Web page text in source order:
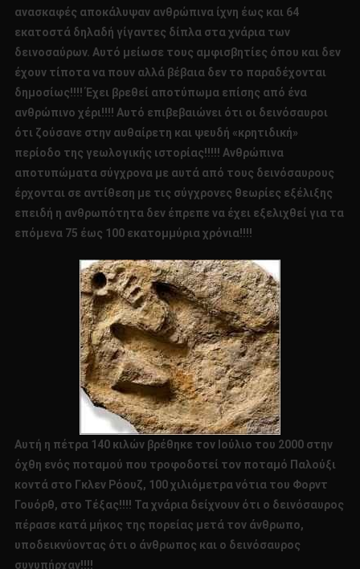
ανασκαφές αποκάλυψαν ανθρώπινα ίχνη έως και 64
εκατοστά δηλαδή γίγαντες δίπλα στα χνάρια των
δεινοσαύρων. Αυτό μείωσε τους αμφισβητίες όπου και δεν
έχουν τίποτα να πουν αλλά βέβαια δεν το παραδέχονται
δημοσίως!!!! Έχει βρεθεί αποτύπωμα επίσης από ένα
ανθρώπινο χέρι!!!! Αυτό επιβεβαιώνει ότι οι δεινόσαυροι
ότι ζούσανε στην αυθαίρετη και ψευδή «κρητιδική»
περίοδο της γεωλογικής ιστορίας!!!!! Ανθρώπινα
αποτυπώματα σύγχρονα με αυτά από τους δεινόσαυρους
έρχονται σε αντίθεση με τις σύγχρονες θεωρίες εξέλιξης
επειδή η ανθρωπότητα δεν έπρεπε να έχει εξελιχθεί για τα
επόμενα 75 έως 100 εκατομμύρια χρόνια!!!!
Αυτή η πέτρα 140 κιλών βρέθηκε τον Ιούλιο του 2000 στην
όχθη ενός ποταμού που τροφοδοτεί τον ποταμό Παλούξι
κοντά στο Γκλεν Ρόουζ, 100 χιλιόμετρα νότια του Φορντ
Γουόρθ, στο Τέξας!!!! Τα χνάρια δείχνουν ότι ο δεινόσαυρος
πέρασε κατά μήκος της πορείας μετά τον άνθρωπο,
υποδεικνύοντας ότι ο άνθρωπος και ο δεινόσαυρος
συνυπήρχαν!!!!